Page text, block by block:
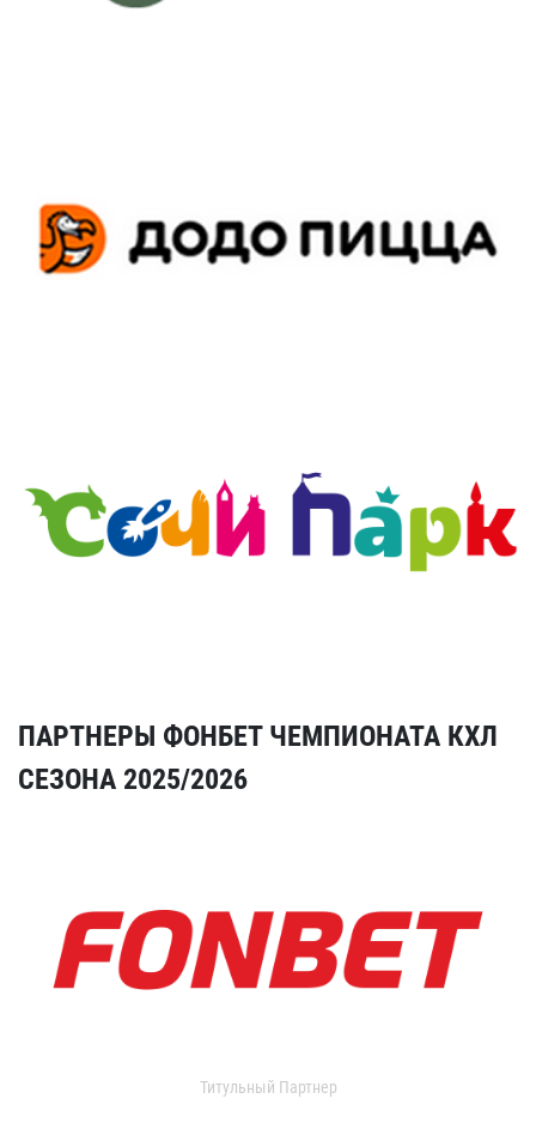
ПАРТНЕРЫ ФОНБЕТ ЧЕМПИОНАТА КХЛ
СЕЗОНА 2025/2026
Титульный Партнер